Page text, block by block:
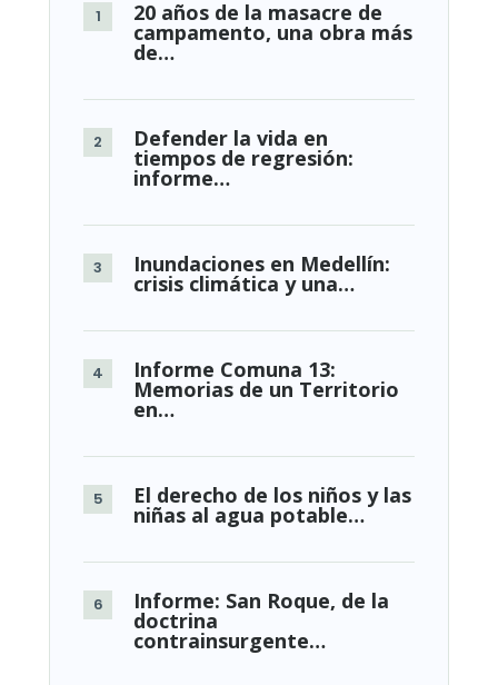
20 años de la masacre de
campamento, una obra más
de…
Defender la vida en
tiempos de regresión:
informe…
Inundaciones en Medellín:
crisis climática y una…
Informe Comuna 13:
Memorias de un Territorio
en…
El derecho de los niños y las
niñas al agua potable…
Informe: San Roque, de la
doctrina
contrainsurgente…